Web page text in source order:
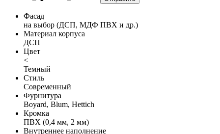
Фасад
на выбор (ДСП, МДФ ПВХ и др.)
Материал корпуса
ДСП
Цвет
<
Темный
Стиль
Современный
Фурнитура
Boyard, Blum, Hettich
Кромка
ПВХ (0,4 мм, 2 мм)
Внутреннее наполнение